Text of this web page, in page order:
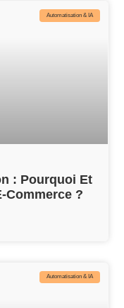
Automatisation & IA
: Pourquoi Et
Commerce ?
Automatisation & IA